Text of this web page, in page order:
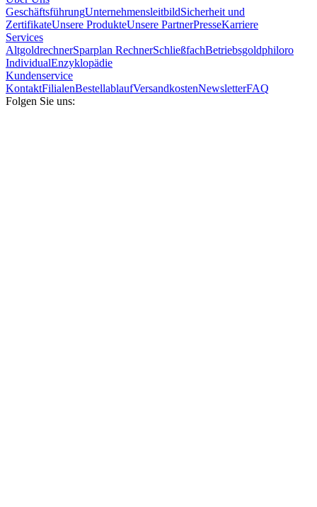
GeschäftsführungUnternehmensleitbildSicherheit und
ZertifikateUnsere ProdukteUnsere PartnerPresseKarriere
Services
AltgoldrechnerSparplan RechnerSchließfachBetriebsgoldphiloro
IndividualEnzyklopädie
Kundenservice
KontaktFilialenBestellablaufVersandkostenNewsletterFAQ
Folgen Sie uns: